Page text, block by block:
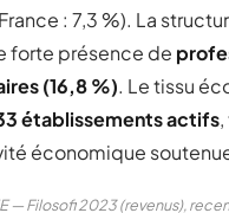
: 7,3 %). La
forte présence de
(16,8 %). Le tissu
établissements actifs
économique
— Filosofi 2023 (revenus),